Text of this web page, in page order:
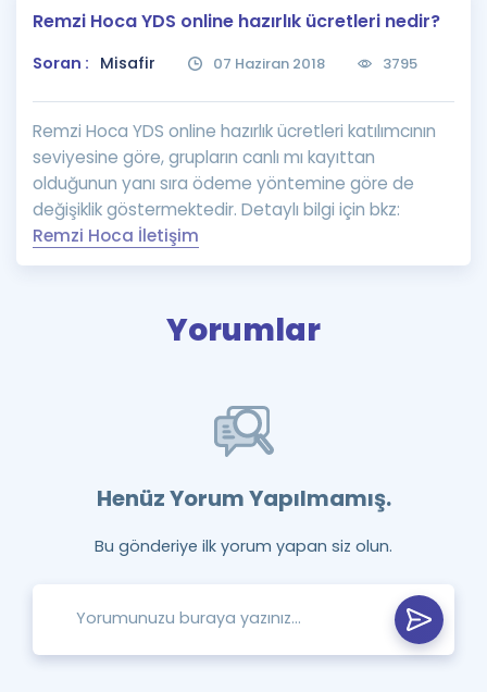
Puan Hesaplama
Rehberlik Aracı
ÖSYM Sınav Takvimi
Kampanyalar
Blog
İngilizce Gramer
Remzi Hoca YDS online hazırlık ücretleri nedir?
Soran : Misafir 07 Haziran 2018 3795
Remzi Hoca YDS online hazırlık ücretleri katılımcının
seviyesine göre, grupların canlı mı kayıttan
olduğunun yanı sıra ödeme yöntemine göre de
değişiklik göstermektedir. Detaylı bilgi için bkz:
Remzi Hoca İletişim
Yorumlar
Henüz Yorum Yapılmamış.
Bu gönderiye ilk yorum yapan siz olun.